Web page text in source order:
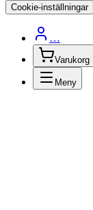
Cookie-inställningar
…
Varukorg
Meny